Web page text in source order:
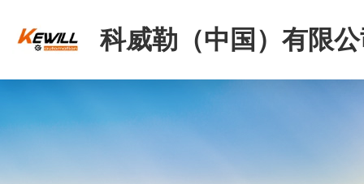
科威勒（中国）有限